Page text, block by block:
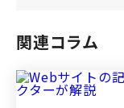
関連コラム